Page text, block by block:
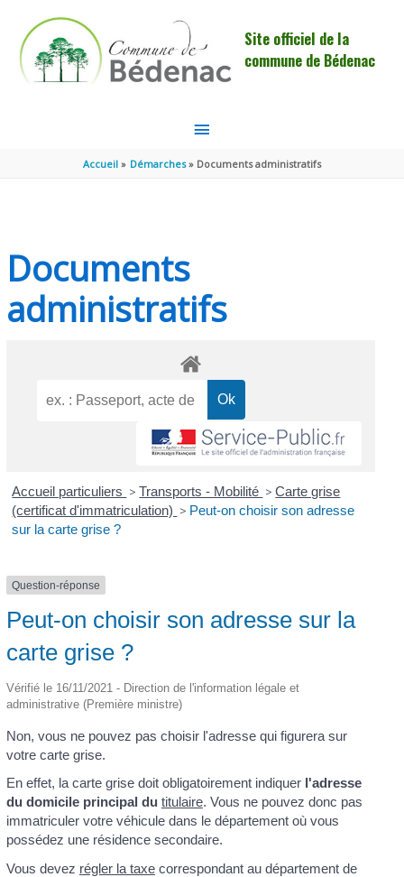
Site officiel de la
commune de Bédenac
MENU
PRINCIPAL
Accueil Démarches Documents administratifs
Documents
administratifs
Accueil particuliers > Transports - Mobilité > Carte grise
(certificat d'immatriculation) > Peut-on choisir son adresse
sur la carte grise ?
Question-réponse
Peut-on choisir son adresse sur la
carte grise ?
Vérifié le 16/11/2021 - Direction de l'information légale et
administrative (Première ministre)
Non, vous ne pouvez pas choisir l'adresse qui figurera sur
votre carte grise.
En effet, la carte grise doit obligatoirement indiquerl'adresse
du domicile principal du titulaire. Vous ne pouvez donc pas
immatriculer votre véhicule dans le département où vous
possédez une résidence secondaire.
Vous devez régler la taxecorrespondant au département de